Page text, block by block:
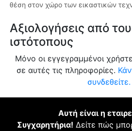
θέση στον χώρο των εικαστικών
Αξιολογήσεις από
ιστότοπους
Μόνο οι εγγεγραμμένοι
σε αυτές τις πληροφορίες.
συνδεθείτε.
Αυτή είναι η
Συγχαρητήρια! Δείτε πώς